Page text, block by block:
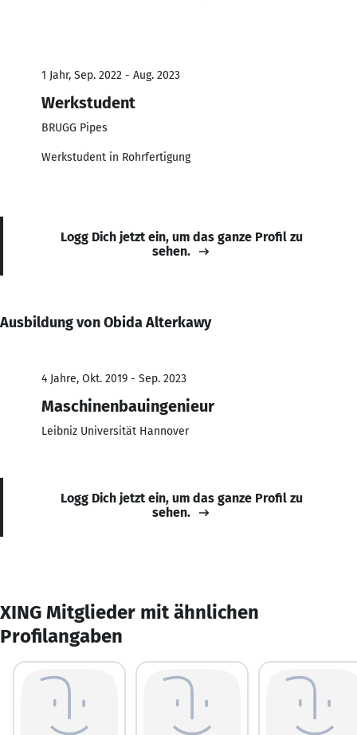
1 Jahr, Sep. 2022 - Aug. 2023
Werkstudent
BRUGG Pipes
Werkstudent in Rohrfertigung
Logg Dich jetzt ein, um das ganze Profil zu
sehen.
Ausbildung von Obida Alterkawy
4 Jahre, Okt. 2019 - Sep. 2023
Maschinenbauingenieur
Leibniz Universität Hannover
Logg Dich jetzt ein, um das ganze Profil zu
sehen.
XING Mitglieder mit ähnlichen
Profilangaben